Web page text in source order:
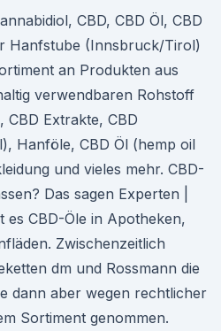
CBD, CBD Öl, CBD
Hanfstube (Innsbruck/Tirol)
an Produkten aus
verwendbaren Rohstoff
CBD Extrakte, CBD
Hanföle, CBD Öl (hemp oil
und vieles mehr. CBD-
Das sagen Experten |
es CBD-Öle in Apotheken,
Zwischenzeitlich
dm und Rossmann die
dann aber wegen rechtlicher
Sortiment genommen.